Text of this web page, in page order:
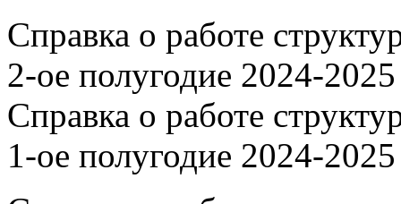
Справка о работе
2-ое полугодие 2024-
Справка о работе
1-ое полугодие 2024-